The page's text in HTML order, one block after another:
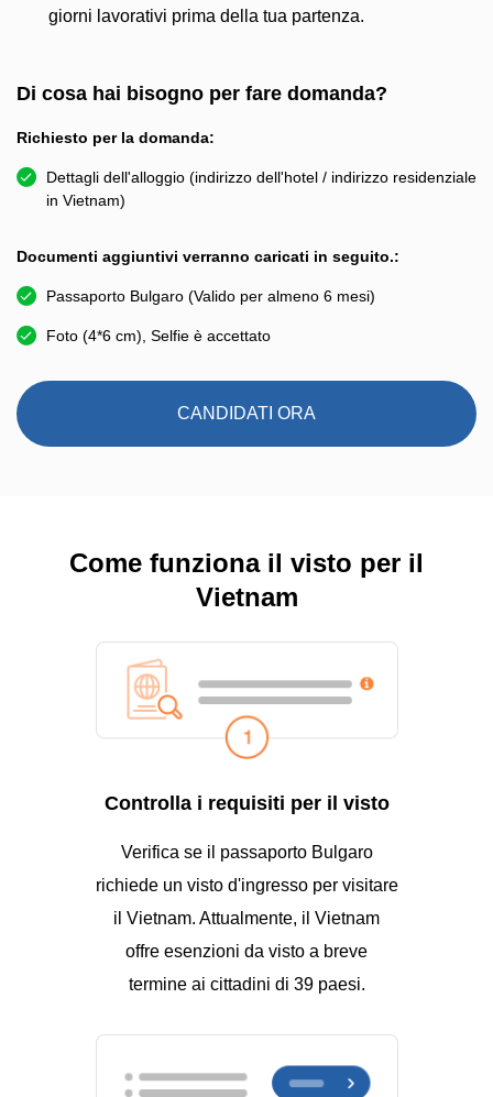
giorni lavorativi prima della tua partenza.
Di cosa hai bisogno per fare domanda?
Richiesto per la domanda:
Dettagli dell'alloggio (indirizzo dell'hotel / indirizzo residenziale
in Vietnam)
Documenti aggiuntivi verranno caricati in seguito.:
Passaporto Bulgaro (Valido per almeno 6 mesi)
Foto (4*6 cm), Selfie è accettato
CANDIDATI ORA
Come funziona il visto per il
Vietnam
Controlla i requisiti per il visto
Verifica se il passaporto Bulgaro
richiede un visto d'ingresso per visitare
il Vietnam. Attualmente, il Vietnam
offre esenzioni da visto a breve
termine ai cittadini di 39 paesi.